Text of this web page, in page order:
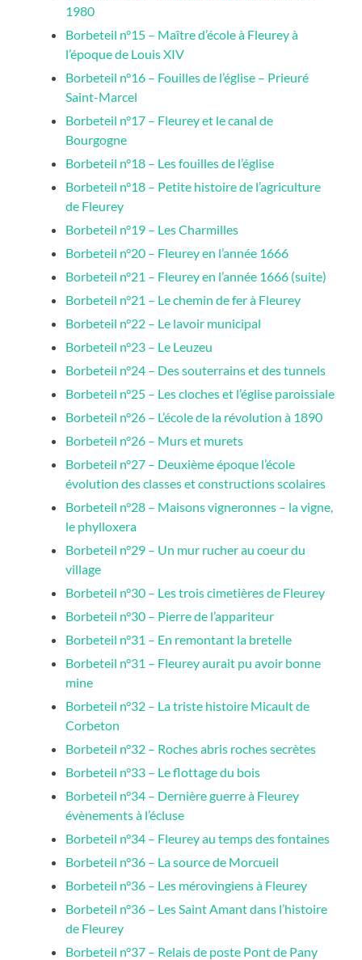
1980
Borbeteil n°15 – Maître d’école à Fleurey à
l’époque de Louis XIV
Borbeteil n°16 – Fouilles de l’église – Prieuré
Saint-Marcel
Borbeteil n°17 – Fleurey et le canal de
Bourgogne
Borbeteil n°18 – Les fouilles de l’église
Borbeteil n°18 – Petite histoire de l’agriculture
de Fleurey
Borbeteil n°19 – Les Charmilles
Borbeteil n°20 – Fleurey en l’année 1666
Borbeteil n°21 – Fleurey en l’année 1666 (suite)
Borbeteil n°21 – Le chemin de fer à Fleurey
Borbeteil n°22 – Le lavoir municipal
Borbeteil n°23 – Le Leuzeu
Borbeteil n°24 – Des souterrains et des tunnels
Borbeteil n°25 – Les cloches et l’église paroissiale
Borbeteil n°26 – L’école de la révolution à 1890
Borbeteil n°26 – Murs et murets
Borbeteil n°27 – Deuxième époque l’école
évolution des classes et constructions scolaires
Borbeteil n°28 – Maisons vigneronnes – la vigne,
le phylloxera
Borbeteil n°29 – Un mur rucher au coeur du
village
Borbeteil n°30 – Les trois cimetières de Fleurey
Borbeteil n°30 – Pierre de l’appariteur
Borbeteil n°31 – En remontant la bretelle
Borbeteil n°31 – Fleurey aurait pu avoir bonne
mine
Borbeteil n°32 – La triste histoire Micault de
Corbeton
Borbeteil n°32 – Roches abris roches secrètes
Borbeteil n°33 – Le flottage du bois
Borbeteil n°34 – Dernière guerre à Fleurey
évènements à l’écluse
Borbeteil n°34 – Fleurey au temps des fontaines
Borbeteil n°36 – La source de Morcueil
Borbeteil n°36 – Les mérovingiens à Fleurey
Borbeteil n°36 – Les Saint Amant dans l’histoire
de Fleurey
Borbeteil n°37 – Relais de poste Pont de Pany